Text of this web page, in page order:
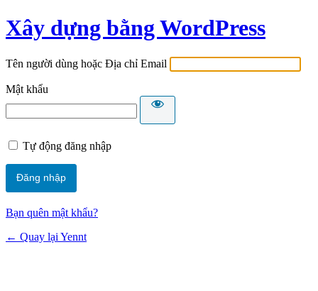
Xây dựng bằng WordPress
Tên người dùng hoặc Địa chỉ Email
Mật khẩu
Tự động đăng nhập
Bạn quên mật khẩu?
← Quay lại Yennt